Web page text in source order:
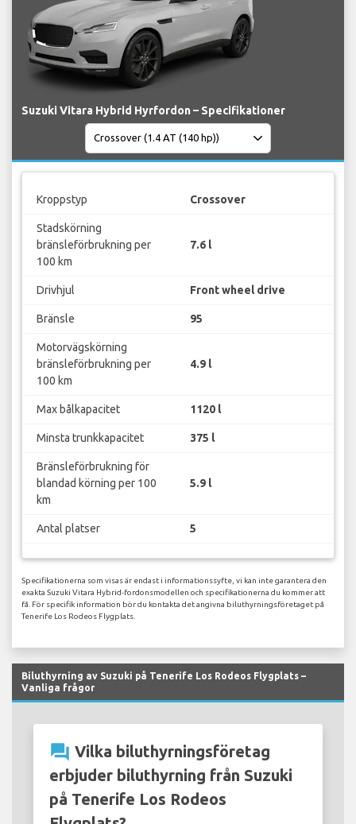
Suzuki Vitara Hybrid Hyrfordon – Specifikationer
Kroppstyp Crossover
Stadskörning
bränsleförbrukning per
100 km
7.6 l
Drivhjul Front wheel drive
Bränsle 95
Motorvägskörning
bränsleförbrukning per
100 km
4.9 l
Max bålkapacitet 1120 l
Minsta trunkkapacitet 375 l
Bränsleförbrukning för
blandad körning per 100
km
5.9 l
Antal platser 5
Specifikationerna som visas är endast i informationssyfte, vi kan inte garantera den
exakta Suzuki Vitara Hybrid-fordonsmodellen och specifikationerna du kommer att
få. För specifik information bör du kontakta det angivna biluthyrningsföretaget på
Tenerife Los Rodeos Flygplats.
Biluthyrning av Suzuki på Tenerife Los Rodeos Flygplats –
Vanliga frågor
question_answer Vilka biluthyrningsföretag
erbjuder biluthyrning från Suzuki
på Tenerife Los Rodeos